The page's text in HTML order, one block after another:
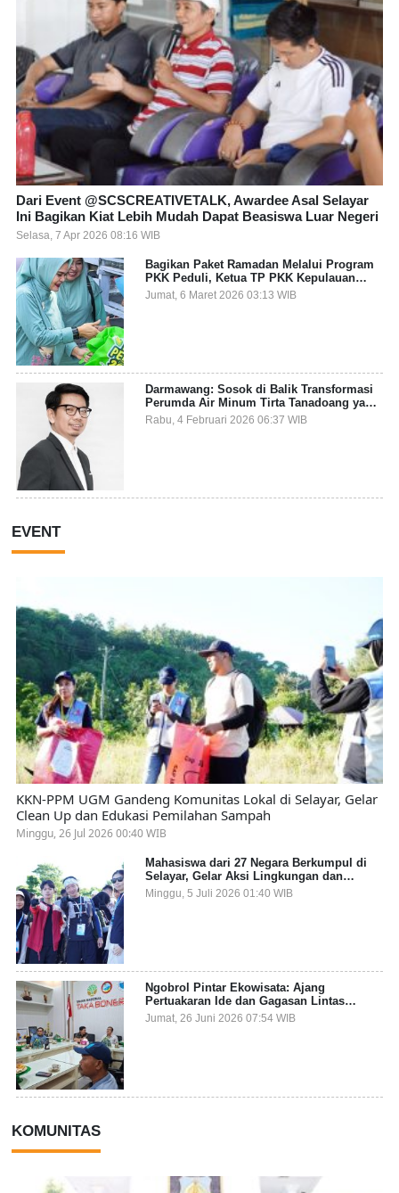
Dari Event @SCSCREATIVETALK, Awardee Asal Selayar
Ini Bagikan Kiat Lebih Mudah Dapat Beasiswa Luar Negeri
Selasa, 7 Apr 2026 08:16 WIB
Bagikan Paket Ramadan Melalui Program
PKK Peduli, Ketua TP PKK Kepulauan
Selayar: Puasa Adalah Ajang Melatih
Kepekaan Sosial
Jumat, 6 Maret 2026 03:13 WIB
Darmawang: Sosok di Balik Transformasi
Perumda Air Minum Tirta Tanadoang yang
Makin Inovatif
Rabu, 4 Februari 2026 06:37 WIB
EVENT
KKN-PPM UGM Gandeng Komunitas Lokal di Selayar, Gelar
Clean Up dan Edukasi Pemilahan Sampah
Minggu, 26 Jul 2026 00:40 WIB
Mahasiswa dari 27 Negara Berkumpul di
Selayar, Gelar Aksi Lingkungan dan
Dalami Kearifan Lokal Bumi Tanadoang
Minggu, 5 Juli 2026 01:40 WIB
Ngobrol Pintar Ekowisata: Ajang
Pertuakaran Ide dan Gagasan Lintas
Sektor
Jumat, 26 Juni 2026 07:54 WIB
KOMUNITAS